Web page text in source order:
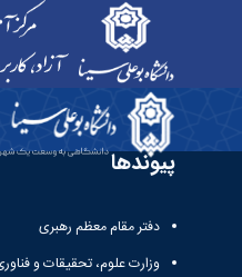
تاسیسات - آموزش‌های
پیوندها
دفتر مقام معظم رهبری
وزارت علوم، تحقیقات و